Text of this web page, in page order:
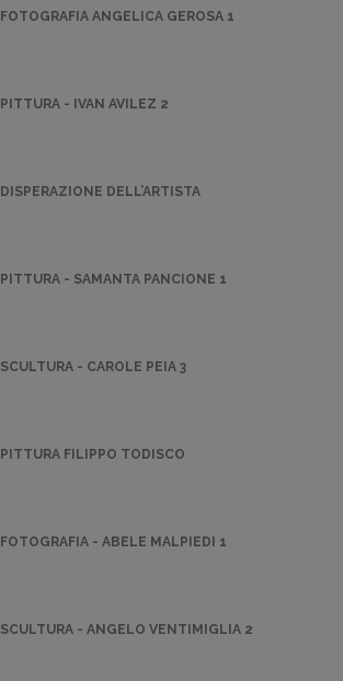
FOTOGRAFIA ANGELICA GEROSA 1
PITTURA - IVAN AVILEZ 2
DISPERAZIONE DELL’ARTISTA
PITTURA - SAMANTA PANCIONE 1
SCULTURA - CAROLE PEIA 3
PITTURA FILIPPO TODISCO
FOTOGRAFIA - ABELE MALPIEDI 1
SCULTURA - ANGELO VENTIMIGLIA 2